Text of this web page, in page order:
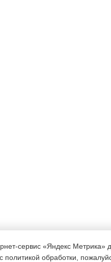
сервис «Яндекс Метрика»
обработки,